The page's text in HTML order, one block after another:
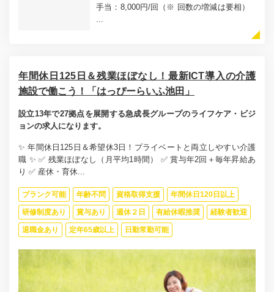
手当：8,000円/回（※ 回数の増減は要相）
年間休日125日＆残業ほぼなし！最新ICT導入の介護
施設で働こう！「はっぴーらいふ池田」
設立13年で27拠点を展開する急成長グループのライフケア・ビジ
ョンの求人になります。
✨ 年間休日125日＆希望休3日！プライベートと両立しやすい介護
職 ✨ ✅ 残業ほぼなし（月平均1時間） ✅ 賞与年2回＋毎年昇給あ
り ✅ 産休・育休...
ブランク可能 年齢不問 資格取得支援 年間休日120日以上
研修制度あり 賞与あり 週休２日 有給休暇推奨 経験者歓迎
退職金あり 定年65歳以上 日勤常勤可能